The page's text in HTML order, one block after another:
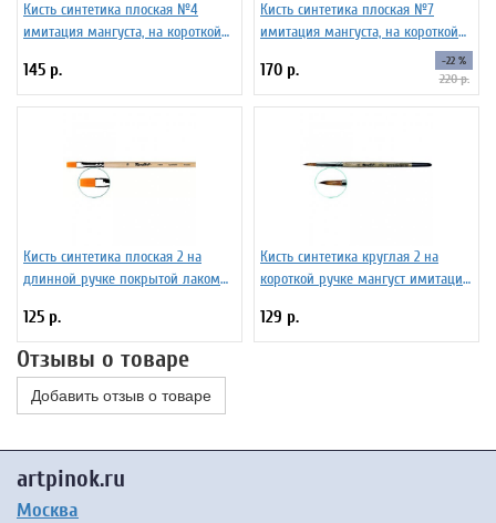
Кисть синтетика плоская №4
имитация мангуста, на короткой
145 р.
Кисть синтетика плоская №7
имитация мангуста, на короткой
170 р. -22 %
220 р.
Кисть синтетика плоская 2 на
длинной ручке покрытой лаком
125 р.
Кисть синтетика круглая 2 на
короткой ручке мангуст имитация
129 р.
Отзывы о товаре
Добавить отзыв о товаре
artpinok.ru
Москва